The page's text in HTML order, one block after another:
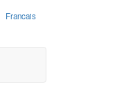
Francais